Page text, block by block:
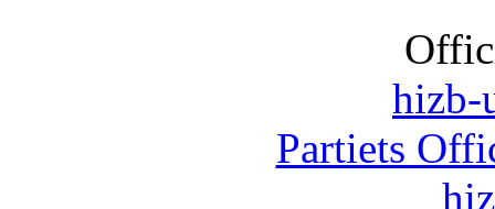
hizb-
Partiets